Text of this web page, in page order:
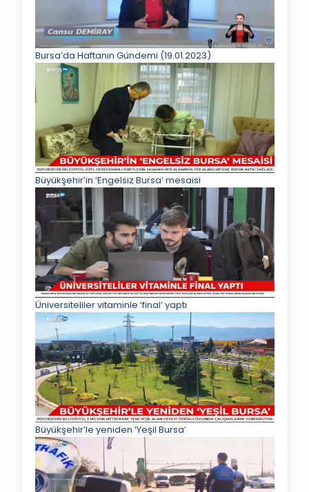
Bursa’da Haftanın Gündemi (19.01.2023)
Büyükşehir’in ‘Engelsiz Bursa’ mesaisi
Üniversiteliler vitaminle ‘final’ yaptı
Büyükşehir’le yeniden ‘Yeşil Bursa’